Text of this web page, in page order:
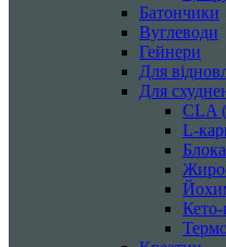
Батончики
Вуглеводи
Гейнери
Для
Для
CLA
L-